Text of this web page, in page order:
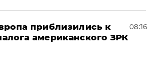
приблизились к
американского ЗРК
08:16